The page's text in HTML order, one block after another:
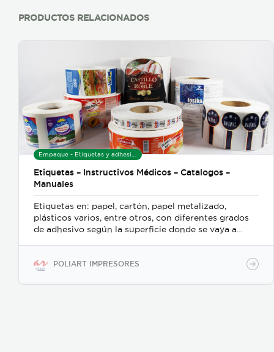
PRODUCTOS RELACIONADOS
Etiquetas – Instructivos Médicos – Catalogos –
Manuales
Etiquetas en: papel, cartón, papel metalizado,
plásticos varios, entre otros, con diferentes grados
de adhesivo según la superficie donde se vaya a
y de dispositivos médicos. Catálogos y revistas para
POLIART IMPRESORES